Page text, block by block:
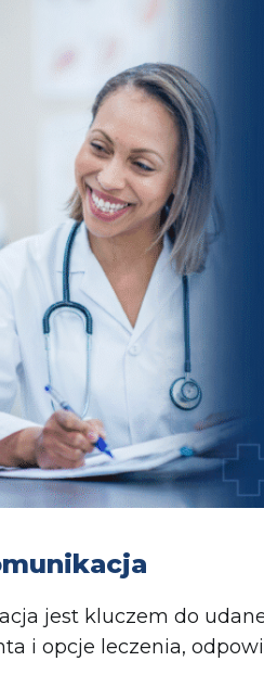
jest kluczem do
i opcje leczenia,